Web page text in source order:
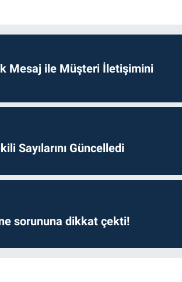
Mesaj ile Müşteri İletişimini
Sayılarını Güncelledi
sorununa dikkat çekti!